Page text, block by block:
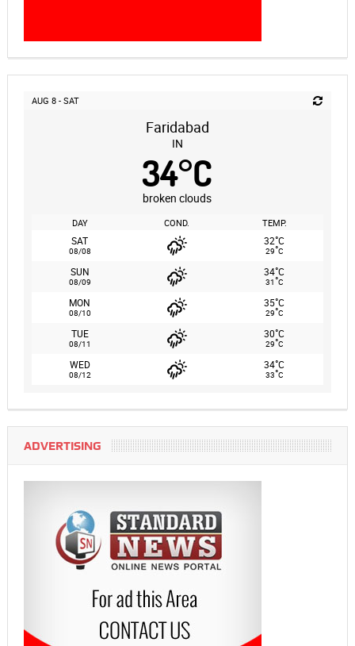
AUG 8 - SAT
Faridabad
IN
34°C
broken clouds
DAY COND. TEMP.
SAT
08/08
32°C
29°C
SUN
08/09
34°C
31°C
MON
08/10
35°C
29°C
TUE
08/11
30°C
29°C
WED
08/12
34°C
33°C
ADVERTISING